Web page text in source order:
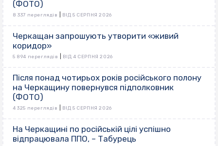
(ФОТО)
8 337 переглядів ВІД 5 СЕРПНЯ 2026
Черкащан запрошують утворити «живий
коридор»
5 894 переглядів ВІД 4 СЕРПНЯ 2026
Після понад чотирьох років російського полону
на Черкащину повернувся підполковник
(ФОТО)
4 325 переглядів ВІД 5 СЕРПНЯ 2026
На Черкащині по російській цілі успішно
відпрацювала ППО, – Табурець